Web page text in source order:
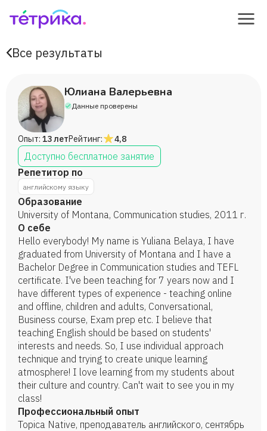
Все результаты
Юлиана Валерьевна
Данные проверены
Опыт: 13 летРейтинг: 4,8
Доступно бесплатное занятие
Репетитор по
английскому языку
Образование
University of Montana, Communication studies, 2011 г.
О себе
Hello everybody! My name is Yuliana Belaya, I have
graduated from University of Montana and I have a
Bachelor Degree in Communication studies and TEFL
certificate. I've been teaching for 7 years now and I
have different types of experience - teaching online
and offline, children and adults, Conversational,
Business course, Exam prep etc. I believe that
teaching English should be based on students'
interests and needs. So, I use individual approach
technique and trying to create unique learning
atmosphere! I love learning from my students about
their culture and country. Can't wait to see you in my
class!
Профессиональный опыт
Topica Native, преподаватель английского, сентябрь